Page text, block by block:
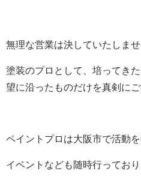
無理な営業は決していたしませ
塗装のプロとして、培ってき
望に沿ったものだけを真剣にご
ペイントプロは大阪市で活動を
イベントなども随時行っており